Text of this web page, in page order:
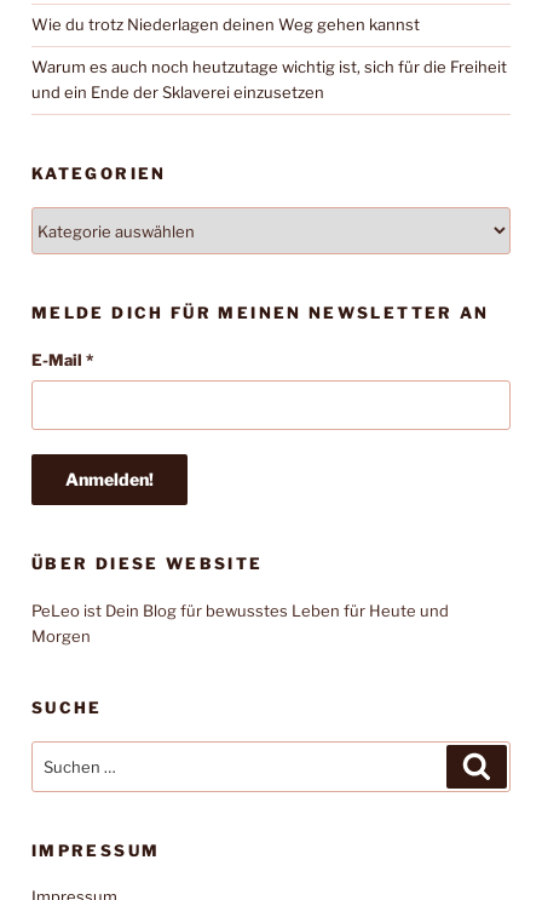
Wie du trotz Niederlagen deinen Weg gehen kannst
Warum es auch noch heutzutage wichtig ist, sich für die Freiheit
und ein Ende der Sklaverei einzusetzen
KATEGORIEN
MELDE DICH FÜR MEINEN NEWSLETTER AN
E-Mail *
ÜBER DIESE WEBSITE
PeLeo ist Dein Blog für bewusstes Leben für Heute und
Morgen
SUCHE
nach:
IMPRESSUM